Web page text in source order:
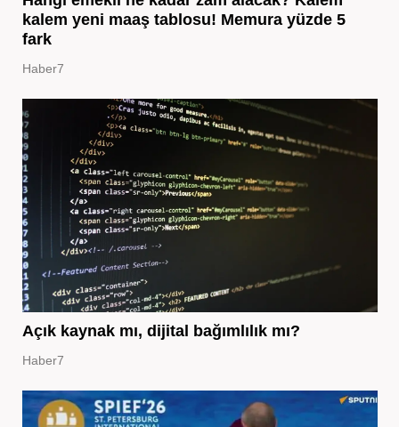
kalem yeni maaş tablosu! Memura yüzde 5
fark
Haber7
Açık kaynak mı, dijital bağımlılık mı?
Haber7